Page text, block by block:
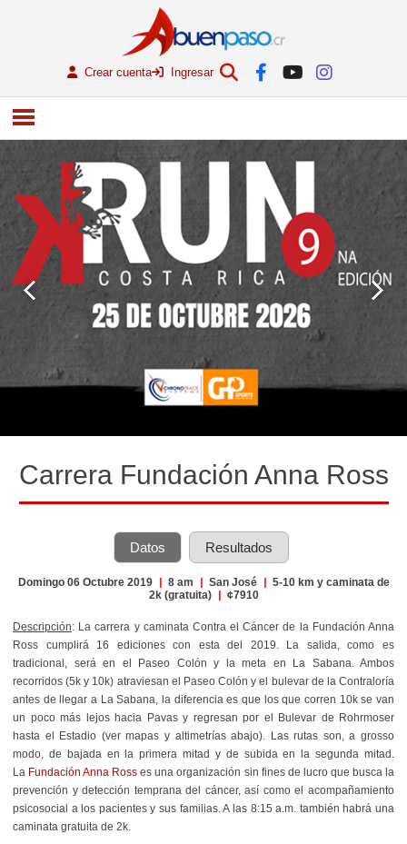
Crear cuenta Ingresar
Carrera Fundación Anna Ross
Datos Resultados
Domingo 06 Octubre 2019 | 8 am | San José | 5-10 km y caminata de
2k (gratuita) | ¢7910
Descripción: La carrera y caminata Contra el Cáncer de la Fundación Anna
Ross cumplirá 16 ediciones con esta del 2019. La salida, como es
tradicional, será en el Paseo Colón y la meta en La Sabana. Ambos
recorridos (5k y 10k) atraviesan el Paseo Colón y el bulevar de la Contraloría
antes de llegar a La Sabana, la diferencia es que los que corren 10k se van
un poco más lejos hacia Pavas y regresan por el Bulevar de Rohrmoser
hasta el Estadio (ver mapas y altimetrías abajo). Las rutas son, a grosso
modo, de bajada en la primera mitad y de subida en la segunda mitad.
La Fundación Anna Ross es una organización sin fines de lucro que busca la
prevención y detección temprana del cáncer, así como el acompañamiento
psicosocial a los pacientes y sus familias. A las 8:15 a.m. también habrá una
caminata gratuita de 2k.